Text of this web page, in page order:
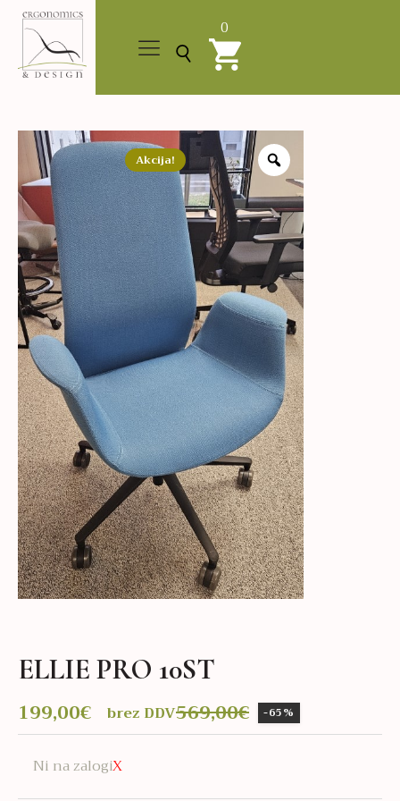
0
Akcija!
ELLIE PRO 10ST
569,00€
Izvirna
je
bila:
199,00€
Trenutna
je:
199,00€.
brez DDV -65%
Ni na zalogi